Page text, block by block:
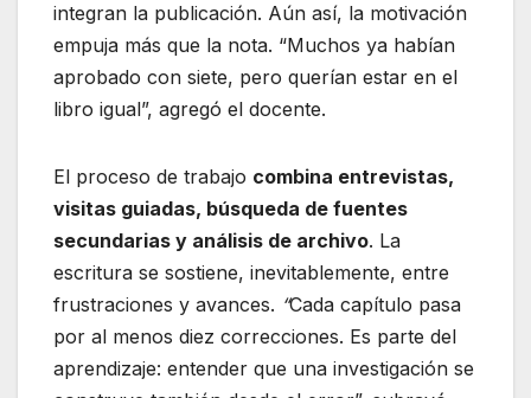
integran la publicación. Aún así, la motivación
empuja más que la nota. “Muchos ya habían
aprobado con siete, pero querían estar en el
libro igual”, agregó el docente.
El proceso de trabajo combina entrevistas,
visitas guiadas, búsqueda de fuentes
secundarias y análisis de archivo. La
escritura se sostiene, inevitablemente, entre
frustraciones y avances. “Cada capítulo pasa
por al menos diez correcciones. Es parte del
aprendizaje: entender que una investigación se